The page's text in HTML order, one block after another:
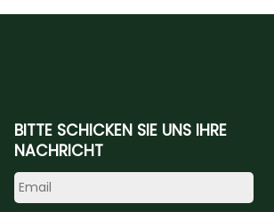
BITTE SCHICKEN SIE UNS IHRE
NACHRICHT